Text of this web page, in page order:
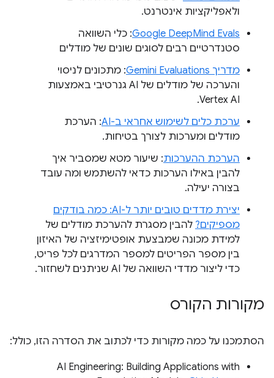
ולאפליקציות אינטרנט.
Google DeepMind Evals: כלי השוואה
סטנדרטיים רבים לסוגים שונים של מודלים
מדריך Gemini Evaluations
: מתכונים לניסוי
והערכה של מודלים של AI גנרטיבי באמצעות
Vertex AI.
ערכת כלים לשימוש אחראי ב-AI
: הערכת
מודלים ומערכות לצורך בטיחות.
הערכת ההערכות: שיעור מטא שמסביר איך
להבין באילו הערכות כדאי להשתמש ומה עובד
בצורה יעילה.
יצירת מדדים טובים יותר ל-AI: כמה בודקים
מספיקים? להבין מסגרת להערכת מודלים של
למידת מכונה שמבצעת אופטימיזציה של האיזון
בין מספר הפריטים למספר המדרגים לכל פריט,
כדי ליצור מדדי השוואה של AI שניתנים לשחזור.
מקורות הקורס
הסתמכנו על כמה מקורות כדי לכתוב את הסדרה הזו, כולל:
AI Engineering: Building Applications with